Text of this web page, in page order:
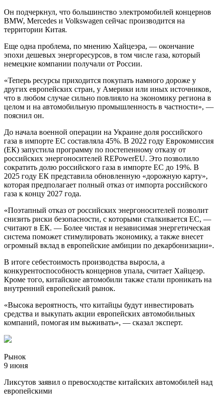
Он подчеркнул, что большинство электромобилей концернов
BMW, Mercedes и Volkswagen сейчас производится на
территории Китая.
Еще одна проблема, по мнению Хайцеэра, — окончание
эпохи дешевых энергоресурсов, в том числе газа, который
немецкие компании получали от России.
«Теперь ресурсы приходится покупать намного дороже у
других европейских стран, у Америки или иных источников,
что в любом случае сильно повлияло на экономику региона в
целом и на автомобильную промышленность в частности», —
пояснил он.
До начала военной операции на Украине доля российского
газа в импорте ЕС составляла 45%. В 2022 году Еврокомиссия
(ЕК) запустила программу по постепенному отказу от
российских энергоносителей REPowerEU. Это позволило
сократить долю российского газа в импорте ЕС до 19%. В
2025 году ЕК представила обновленную «дорожную карту»,
которая предполагает полный отказ от импорта российского
газа к концу 2027 года.
«Поэтапный отказ от российских энергоносителей позволит
снизить риски безопасности, с которыми сталкивается ЕС, —
считают в ЕК. — Более чистая и независимая энергетическая
система поможет стимулировать экономику, а также внесет
огромный вклад в европейские амбиции по декарбонизации».
В итоге себестоимость производства выросла, а
конкурентоспособность концернов упала, считает Хайцеэр.
Кроме того, китайские автомобили также стали проникать на
внутренний европейский рынок.
«Высока вероятность, что китайцы будут инвестировать
средства и выкупать акции европейских автомобильных
компаний, помогая им выживать», — сказал эксперт.
Рынок
9 июня
Ликсутов заявил о превосходстве китайских автомобилей над
европейскими